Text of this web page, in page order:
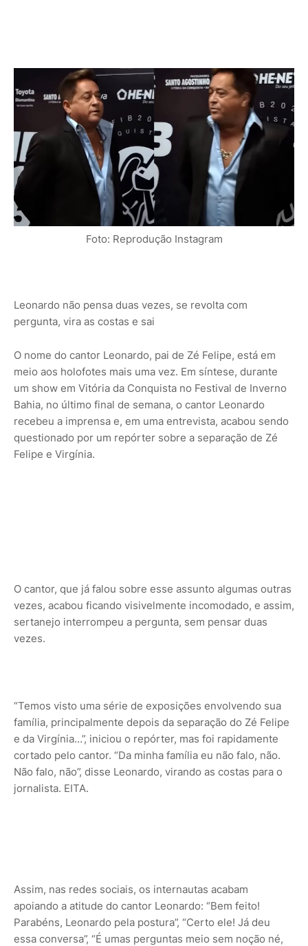
Foto: Reprodução Instagram
Leonardo não pensa duas vezes, se revolta com
pergunta, vira as costas e sai
O nome do cantor Leonardo, pai de Zé Felipe, está em
meio aos holofotes mais uma vez. Em síntese, durante
um show em Vitória da Conquista no Festival de Inverno
Bahia, no último final de semana, o cantor Leonardo
recebeu a imprensa e, em uma entrevista, acabou sendo
questionado por um repórter sobre a separação de Zé
Felipe e Virgínia.
O cantor, que já falou sobre esse assunto algumas outras
vezes, acabou ficando visivelmente incomodado, e assim,
sertanejo interrompeu a pergunta, sem pensar duas
vezes.
“Temos visto uma série de exposições envolvendo sua
família, principalmente depois da separação do Zé Felipe
e da Virgínia…”, iniciou o repórter, mas foi rapidamente
cortado pelo cantor. “Da minha família eu não falo, não.
Não falo, não”, disse Leonardo, virando as costas para o
jornalista. EITA.
Assim, nas redes sociais, os internautas acabam
apoiando a atitude do cantor Leonardo: “Bem feito!
Parabéns, Leonardo pela postura”, “Certo ele! Já deu
essa conversa”, “É umas perguntas meio sem noção né,